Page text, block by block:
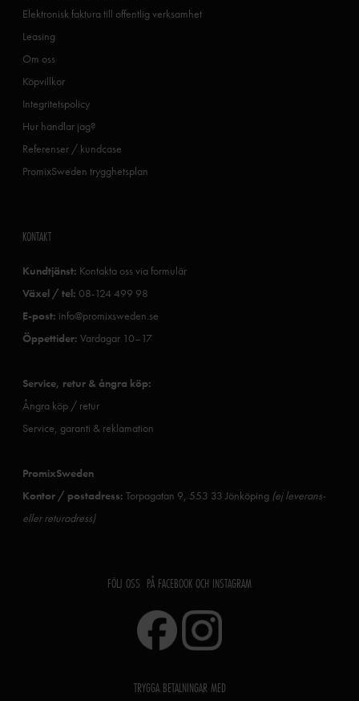
Elektronisk faktura till offentlig verksamhet
Leasing
Om oss
Köpvillkor
Integritetspolicy
Hur handlar jag?
Referenser / kundcase
PromixSweden trygghetsplan
KONTAKT
Kundtjänst: Kontakta oss via formulär
Växel / tel: 08-124 499 98
E-post: info@promixsweden.se
Öppettider: Vardagar 10–17
Service, retur & ångra köp:
Ångra köp / retur
Service, garanti & reklamation
PromixSweden
Kontor / postadress: Torpagatan 9, 553 33 Jönköping (ej leverans-
eller returadress)
FÖLJ OSS PÅ FACEBOOK OCH INSTAGRAM
TRYGGA BETALNINGAR MED